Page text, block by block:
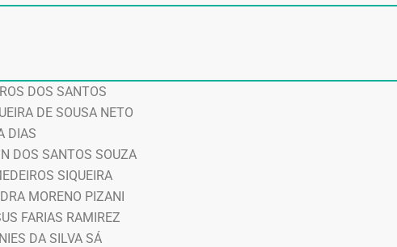
DOS SANTOS
DE SOUSA NETO
DIAS
DOS SANTOS SOUZA
SIQUEIRA
MORENO PIZANI
FARIAS RAMIREZ
DA SILVA SÁ